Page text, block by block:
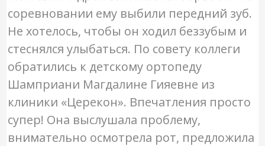
соревновании ему выбили передний зуб.
Не хотелось, чтобы он ходил беззубым и
стеснялся улыбаться. По совету коллеги
обратились к детскому ортопеду
Шамприани Магдалине Гияевне из
клиники «Церекон». Впечатления просто
супер! Она выслушала проблему,
внимательно осмотрела рот, предложила